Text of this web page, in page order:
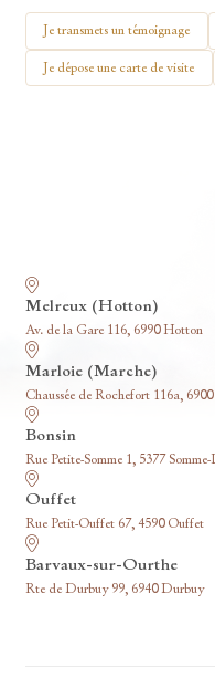
Je transmets un témoignage
Je dépose une carte de visite
Melreux (Hotton)
Av. de la Gare 116, 6990 Hotton
Marloie (Marche)
Chaussée de Rochefort 116a,
Bonsin
Rue Petite-Somme 1, 5377
Ouffet
Rue Petit-Ouffet 67, 4590 Ouffet
Barvaux-sur-Ourthe
Rte de Durbuy 99, 6940 Durbuy